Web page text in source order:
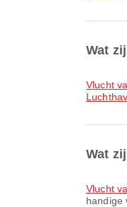
Wat
vlucht
Wat
vlucht
handige